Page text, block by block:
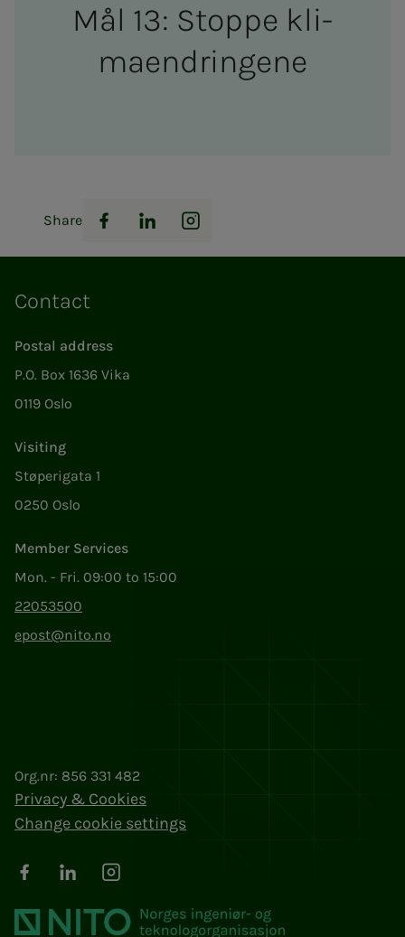
Mål 13: Stoppe kli­­­
maen­­­drin­­­gene
Share
Facebook
LinkedInInstagram
Contact
Postal address
P.O. Box 1636 Vika
0119 Oslo
Visiting
Støperigata 1
0250 Oslo
Member Services
Mon. - Fri. 09:00 to 15:00
22053500
epost@nito.no
Org.nr: 856 331 482
Privacy & Cookies
Change cookie settings
FacebookLinkedInInstagram